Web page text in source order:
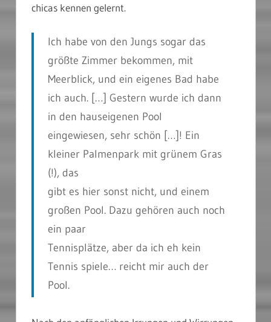
chicas kennen gelernt.
Ich habe von den Jungs sogar das
größte Zimmer bekommen, mit
Meerblick, und ein eigenes Bad habe
ich auch. […] Gestern wurde ich dann
in den hauseigenen Pool
eingewiesen, sehr schön […]! Ein
kleiner Palmenpark mit grünem Gras
(!), das
gibt es hier sonst nicht, und einem
großen Pool. Dazu gehören auch noch
ein paar
Tennisplätze, aber da ich eh kein
Tennis spiele… reicht mir auch der
Pool.